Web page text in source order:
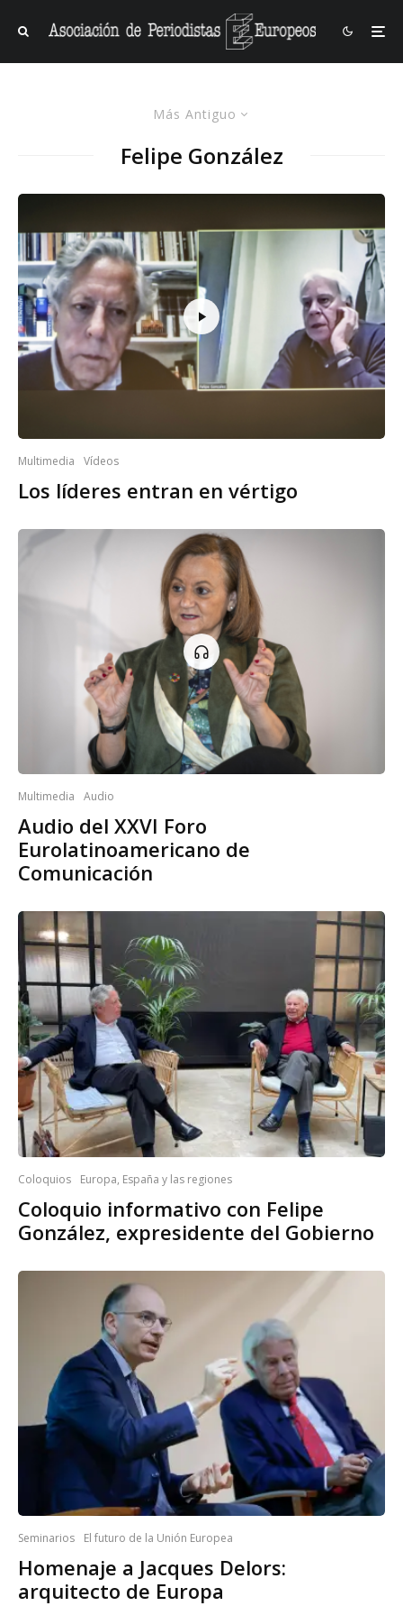
Más Antiguo
Felipe González
Multimedia Vídeos
Los líderes entran en vértigo
Multimedia Audio
Audio del XXVI Foro
Eurolatinoamericano de
Comunicación
Coloquios Europa, España y las regiones
Coloquio informativo con Felipe
González, expresidente del Gobierno
Seminarios El futuro de la Unión Europea
Homenaje a Jacques Delors:
arquitecto de Europa